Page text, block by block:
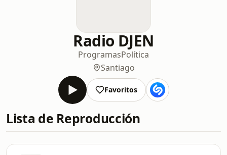
Radio DJEN
ProgramasPolítica
Santiago
Favoritos
Lista de Reproducción